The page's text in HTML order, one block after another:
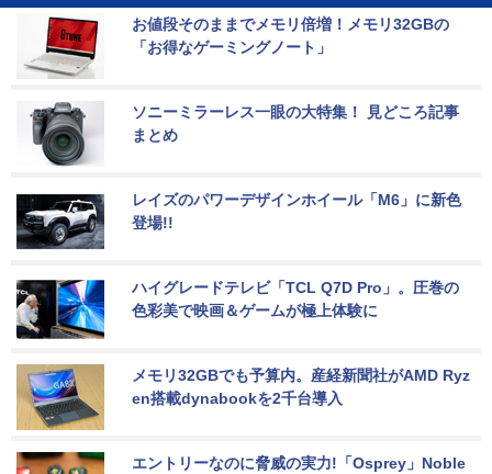
お値段そのままでメモリ倍増！メモリ32GBの
「お得なゲーミングノート」
ソニーミラーレス一眼の大特集！ 見どころ記事
まとめ
レイズのパワーデザインホイール「M6」に新色
登場!!
ハイグレードテレビ「TCL Q7D Pro」。圧巻の
色彩美で映画＆ゲームが極上体験に
メモリ32GBでも予算内。産経新聞社がAMD Ryz
en搭載dynabookを2千台導入
エントリーなのに脅威の実力!「Osprey」Noble